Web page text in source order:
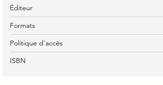
Éditeur
Formats
Politique d'accès
ISBN